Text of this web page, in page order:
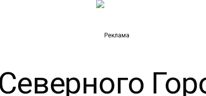
°C Влажность:98%